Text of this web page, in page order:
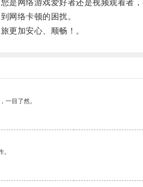
网络游戏爱好者还是视频观看者，
网络卡顿的困扰。
加安心、顺畅！。
一目了然。